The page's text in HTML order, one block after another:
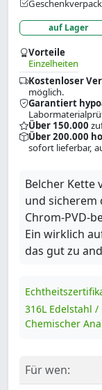
auf Lager
Vorteile
Einzelheiten
Kostenloser
möglich.
Garantiert
Über 150.000
Über 200.000
sofort lieferbar,
Belcher Kette
und sicherem
Chrom-PVD-
Ein wirklich
das gut zu
316L Edelstahl
Chemischer
Für wen: